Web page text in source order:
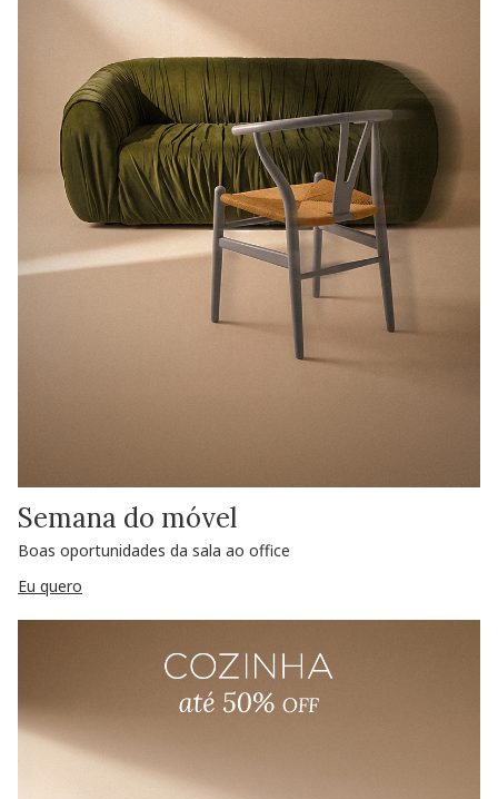
Semana do móvel
Boas oportunidades da sala ao office
Eu quero